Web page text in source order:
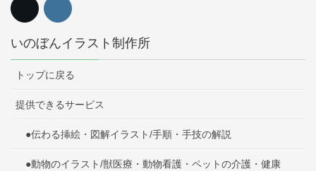
いのぼんイラスト制作所
トップに戻る
提供できるサービス
●伝わる挿絵・図解イラスト/手順・手技の解説
●動物のイラスト/獣医療・動物看護・ペットの介護・健康